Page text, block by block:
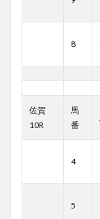
8
佐賀
10R
馬
番
4
5